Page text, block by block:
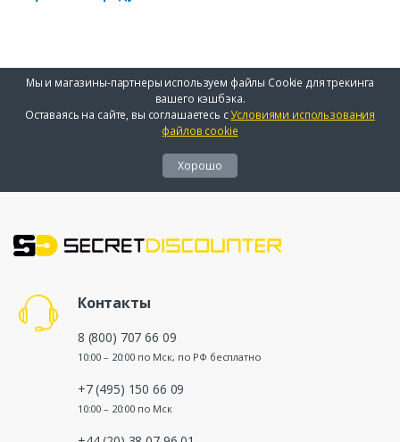
Мы и магазины-партнеры используем файлы Cookie для трекинга
вашего кэшбэка.
Оставаясь на сайте, вы соглашаетесь сУсловиями использования
файлов cookie
Хорошо
Контакты
8 (800) 707 66 09
10:00 – 20:00 по Мск, по РФ бесплатно
+7 (495) 150 66 09
10:00 – 20:00 по Мск